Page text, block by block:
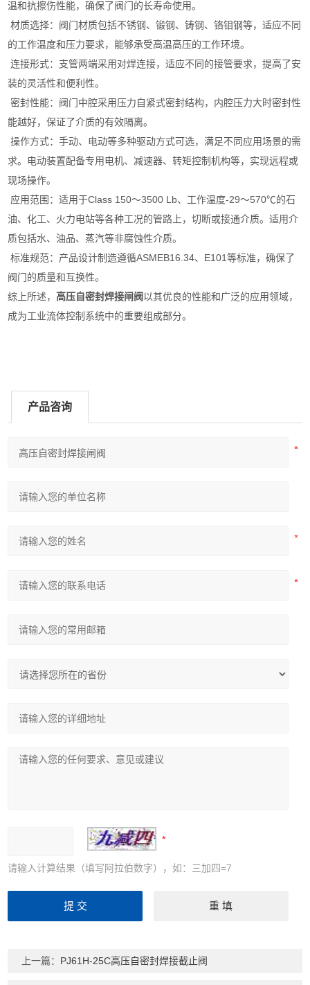
温和抗擦伤性能，‌确保了阀门的长寿命使用。‌
材质选择：‌阀门材质包括不锈钢、‌锻钢、‌铸钢、‌铬钼钢等，‌适应不同
的工作温度和压力要求，‌能够承受高温高压的工作环境。‌
连接形式：‌支管两端采用对焊连接，‌适应不同的接管要求，‌提高了安
装的灵活性和便利性。‌
密封性能：‌阀门中腔采用压力自紧式密封结构，‌内腔压力大时密封性
能越好，‌保证了介质的有效隔离。‌
操作方式：‌手动、‌电动等多种驱动方式可选，‌满足不同应用场景的需
求。‌电动装置配备专用电机、‌减速器、‌转矩控制机构等，‌实现远程或
现场操作。‌
应用范围：‌适用于Class 150～3500 Lb、‌工作温度-29～570℃的石
油、‌化工、‌火力电站等各种工况的管路上，‌切断或接通介质。‌适用介
质包括水、‌油品、‌蒸汽等非腐蚀性介质。‌
标准规范：‌产品设计制造遵循ASMEB16.34、‌E101等标准，‌确保了
阀门的质量和互换性。‌
综上所述，‌高压自密封焊接闸阀 以其优良的性能和广泛的应用领域，‌
成为工业流体控制系统中的重要组成部分‌。‌
产品咨询
请输入计算结果（填写阿拉伯数字），如：三加四=7
上一篇： PJ61H-25C高压自密封焊接截止阀